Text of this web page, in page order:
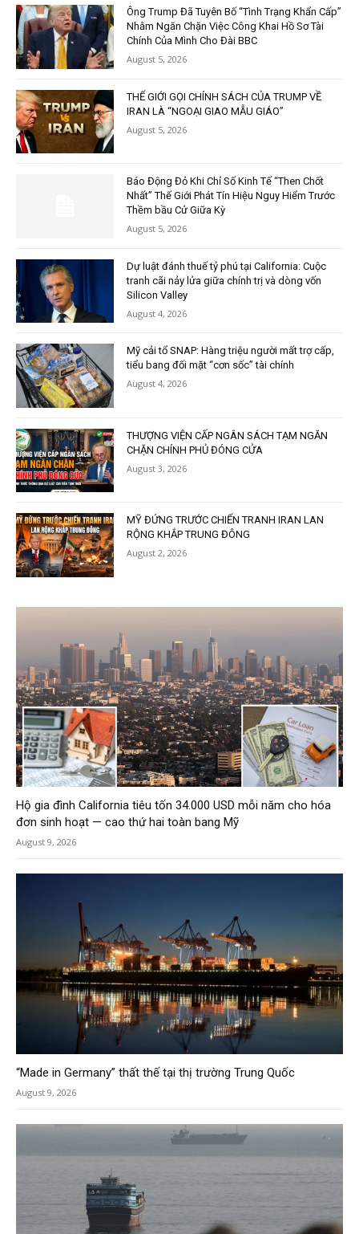
Ông Trump Đã Tuyên Bố “Tình Trạng Khẩn Cấp”
Nhằm Ngăn Chặn Việc Công Khai Hồ Sơ Tài
Chính Của Mình Cho Đài BBC
August 5, 2026
THẾ GIỚI GỌI CHÍNH SÁCH CỦA TRUMP VỀ
IRAN LÀ “NGOẠI GIAO MẪU GIÁO”
August 5, 2026
Báo Động Đỏ Khi Chỉ Số Kinh Tế “Then Chốt
Nhất” Thế Giới Phát Tín Hiệu Nguy Hiểm Trước
Thềm bầu Cử Giữa Kỳ
August 5, 2026
Dự luật đánh thuế tỷ phú tại California: Cuộc
tranh cãi nảy lửa giữa chính trị và dòng vốn
Silicon Valley
August 4, 2026
Mỹ cải tổ SNAP: Hàng triệu người mất trợ cấp,
tiểu bang đối mặt “cơn sốc” tài chính
August 4, 2026
THƯỢNG VIỆN CẤP NGÂN SÁCH TẠM NGĂN
CHẶN CHÍNH PHỦ ĐÓNG CỬA
August 3, 2026
MỸ ĐỨNG TRƯỚC CHIẾN TRANH IRAN LAN
RỘNG KHẮP TRUNG ĐÔNG
August 2, 2026
Hộ gia đình California tiêu tốn 34.000 USD mỗi năm cho hóa
đơn sinh hoạt — cao thứ hai toàn bang Mỹ
August 9, 2026
“Made in Germany” thất thế tại thị trường Trung Quốc
August 9, 2026